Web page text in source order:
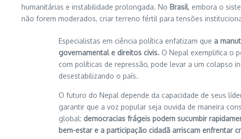
humanitárias e instabilidade prolongada. No Brasil, embora o
não forem moderados, criar terreno fértil para tensões
Especialistas em ciência política enfatizam que a
governamental e direitos civis.O Nepal exemplifica o
com políticas de repressão, pode levar a um colapso
desestabilizando o país.
O futuro do Nepal depende da capacidade de seus
garantir que a voz popular seja ouvida de maneira
global: democracias frágeis podem sucumbir
bem-estar e a participação cidadã arriscam enfrentar